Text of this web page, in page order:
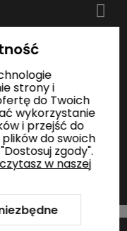
strony i
do Twoich
wykorzystanie
i przejść do
do swoich
zgody".
w naszej